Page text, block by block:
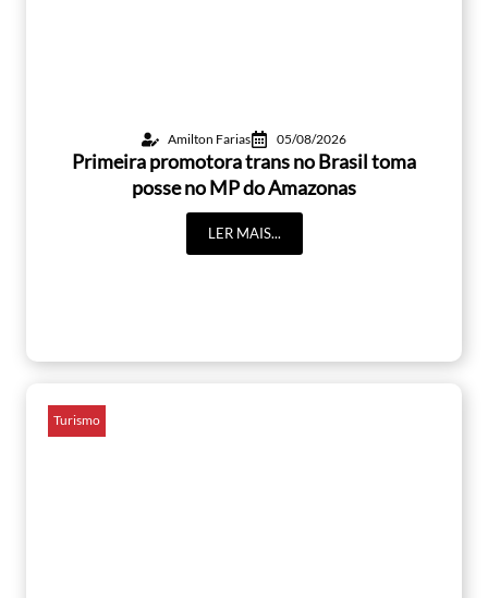
Amilton Farias 05/08/2026
Primeira promotora trans no Brasil toma
posse no MP do Amazonas
LER MAIS...
Turismo